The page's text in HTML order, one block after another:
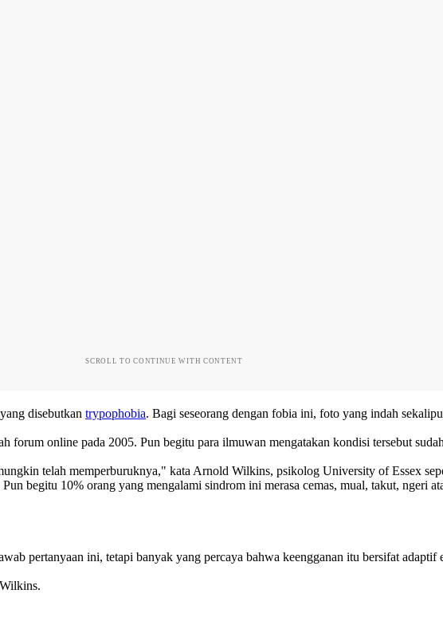
SCROLL TO CONTINUE WITH CONTENT
disebutkan trypophobia. Bagi seseorang dengan fobia ini, foto yang indah
forum online pada 2005. Pun begitu para ilmuwan mengatakan kondisi tersebut
telah memperburuknya," kata Arnold Wilkins, psikolog University of Essex
begitu 10% orang yang mengalami sindrom ini merasa cemas, mual, takut, ngeri
pertanyaan ini, tetapi banyak yang percaya bahwa keengganan itu bersifat adaptif